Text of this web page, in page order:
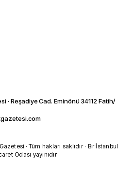
· Reşadiye Cad. Eminönü 34112 Fatih/
· Tüm hakları saklıdır · Bir İstanbul
Odası yayınıdır